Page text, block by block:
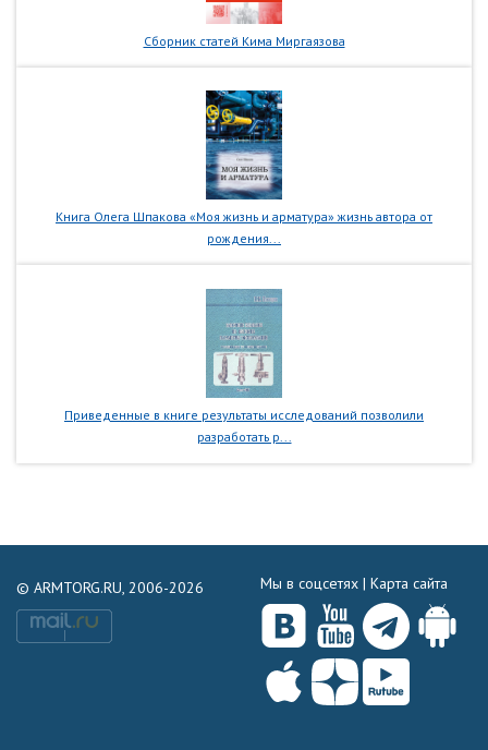
Сборник статей Кима Миргаязова
Книга Олега Шпакова «Моя жизнь и арматура» жизнь автора от
рождения...
Приведенные в книге результаты исследований позволили
разработать р...
© ARMTORG.RU, 2006-2026 Мы в соцсетях | Карта сайта